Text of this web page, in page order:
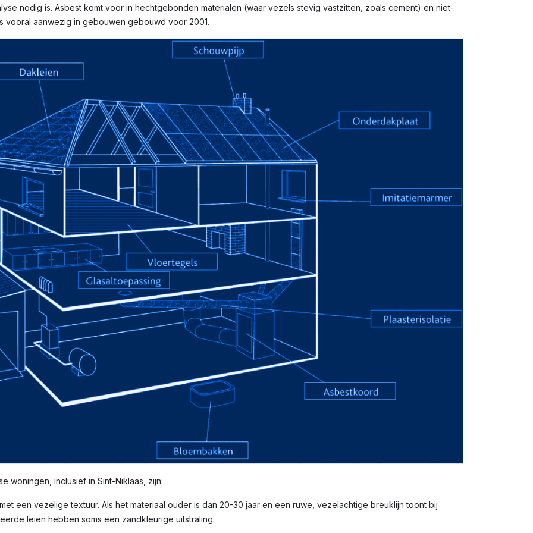
nodig is. Asbest komt voor in hechtgebonden materialen (waar vezels stevig vastzitten, zoals cement) en niet-
aanwezig in gebouwen gebouwd voor 2001.
woningen, inclusief in Sint-Niklaas, zijn:
een vezelige textuur. Als het materiaal ouder is dan 20-30 jaar en een ruwe, vezelachtige breuklijn toont bij
leien hebben soms een zandkleurige uitstraling.